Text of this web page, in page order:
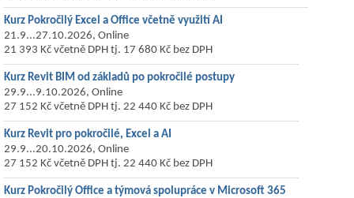
Kurz Pokročilý Excel a Office včetně využití AI
21.9...27.10.2026, Online
21 393 Kč včetně DPH tj. 17 680 Kč bez DPH
Kurz Revit BIM od základů po pokročilé postupy
29.9...9.10.2026, Online
27 152 Kč včetně DPH tj. 22 440 Kč bez DPH
Kurz Revit pro pokročilé, Excel a AI
29.9...20.10.2026, Online
27 152 Kč včetně DPH tj. 22 440 Kč bez DPH
Kurz Pokročilý Office a týmová spolupráce v Microsoft 365